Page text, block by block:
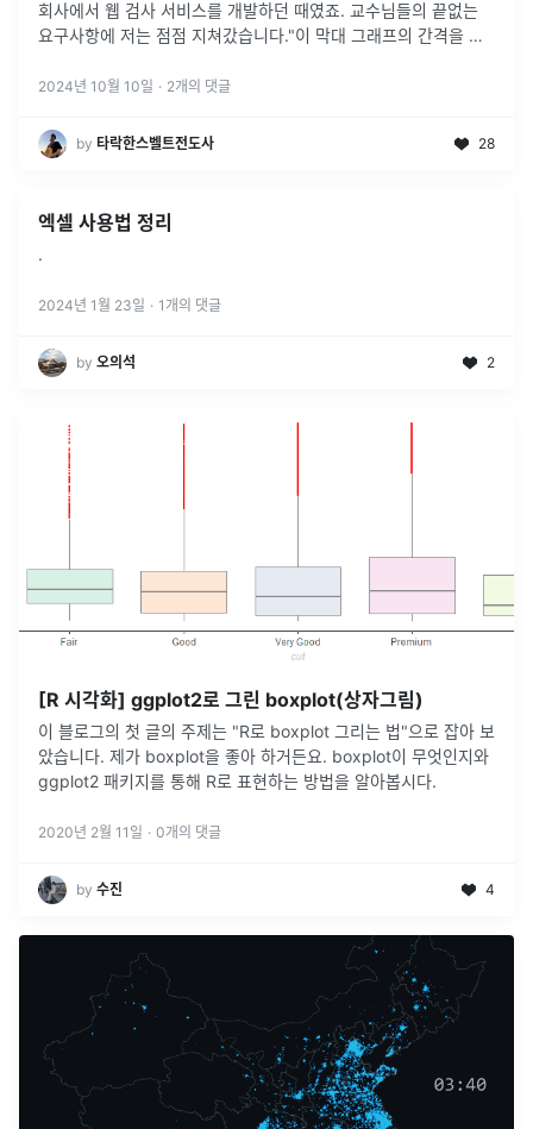
회사에서 웹 검사 서비스를 개발하던 때였죠. 교수님들의 끝없는
요구사항에 저는 점점 지쳐갔습니다."이 막대 그래프의 간격을 좀
2024년 10월 10일 · 2개의 댓글
by 타락한스벨트전도사 28
엑셀 사용법 정리
.
2024년 1월 23일 · 1 개의 댓글
by 오의석 2
[R 시각화] ggplot2로 그린 boxplot(상자그림)
이 블로그의 첫 글의 주제는 "R로 boxplot 그리는 법"으로 잡아 보
았습니다. 제가 boxplot을 좋아 하거든요. boxplot이 무엇인지와
ggplot2 패키지를 통해 R로 표현하는 방법을 알아봅시다.
2020년 2월 11일 · 0개의 댓글
by 수진 4